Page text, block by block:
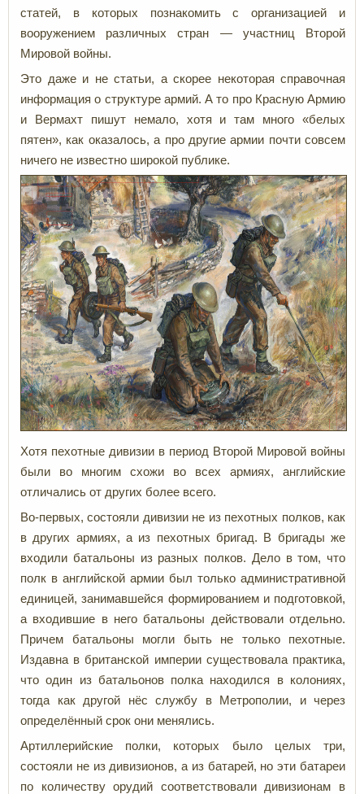
статей, в которых познакомить с организацией и
вооружением различных стран — участниц Второй
Мировой войны.
Это даже и не статьи, а скорее некоторая справочная
информация о структуре армий. А то про Красную Армию
и Вермахт пишут немало, хотя и там много «белых
пятен», как оказалось, а про другие армии почти совсем
ничего не известно широкой публике.
Хотя пехотные дивизии в период Второй Мировой войны
были во многим схожи во всех армиях, английские
отличались от других более всего.
Во-первых, состояли дивизии не из пехотных полков, как
в других армиях, а из пехотных бригад. В бригады же
входили батальоны из разных полков. Дело в том, что
полк в английской армии был только административной
единицей, занимавшейся формированием и подготовкой,
а входившие в него батальоны действовали отдельно.
Причем батальоны могли быть не только пехотные.
Издавна в британской империи существовала практика,
что один из батальонов полка находился в колониях,
тогда как другой нёс службу в Метрополии, и через
определённый срок они менялись.
Артиллерийские полки, которых было целых три,
состояли не из дивизионов, а из батарей, но эти батареи
по количеству орудий соответствовали дивизионам в